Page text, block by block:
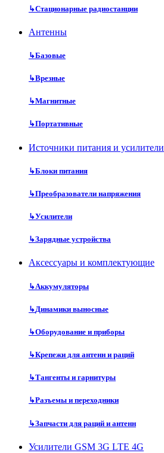
↳Стационарные радиостанции
Антенны
↳Базовые
↳Врезные
↳Магнитные
↳Портативные
Источники питания и усилители
↳Блоки питания
↳Преобразователи напряжения
↳Усилители
↳Зарядные устройства
Аксессуары и комплектующие
↳Аккумуляторы
↳Динамики выносные
↳Оборудование и приборы
↳Крепежи для антенн и раций
↳Тангенты и гарнитуры
↳Разъемы и переходники
↳Запчасти для раций и антенн
Усилители GSM 3G LTE 4G